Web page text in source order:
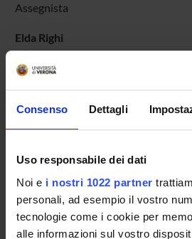
Consenso Dettagli
Uso responsabile dei dati
Noi e i nostri 1022 partner
personali, ad esempio il vostro
tecnologie come i cookie per
alle informazioni sul vostro
Assegnista
Elda Righi
Evelina Tacconelli
Professore ordinario
Infectious Diseases (DDSP)
Infectious Diseases (DNBM)